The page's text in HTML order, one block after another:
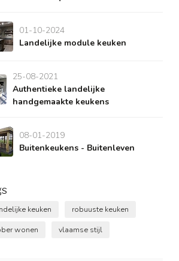
01-10-2024
Landelijke module keuken
25-08-2021
Authentieke landelijke
handgemaakte keukens
08-01-2019
Buitenkeukens - Buitenleven
keuken
robuuste keuken
wonen
vlaamse stijl